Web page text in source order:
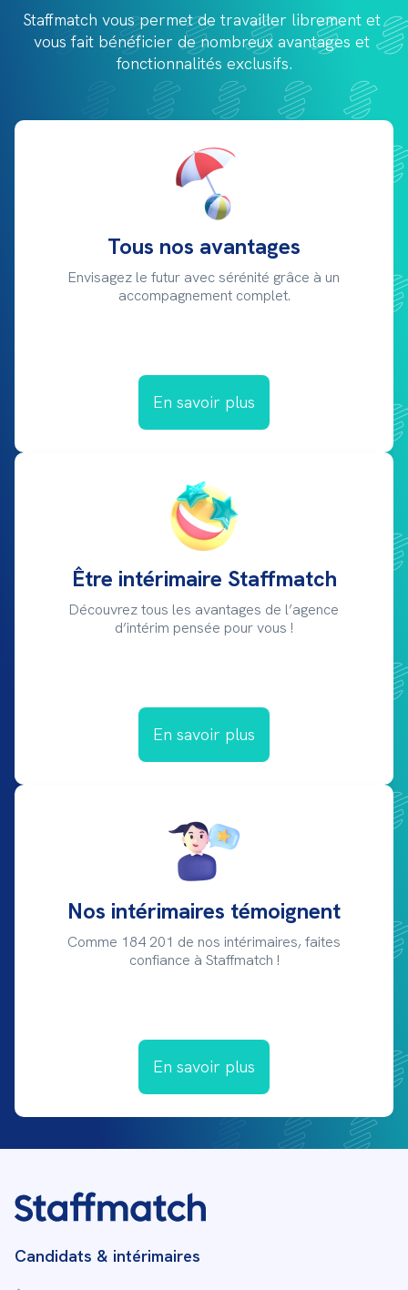
Staffmatch vous permet de travailler librement et
vous fait bénéficier de nombreux avantages et
fonctionnalités exclusifs.
Tous nos avantages
Envisagez le futur avec sérénité grâce à un
accompagnement complet.
En savoir plus
Être intérimaire Staffmatch
Découvrez tous les avantages de l’agence
d’intérim pensée pour vous !
En savoir plus
Nos intérimaires témoignent
Comme 184 201 de nos intérimaires, faites
confiance à Staffmatch !
En savoir plus
Candidats & intérimaires